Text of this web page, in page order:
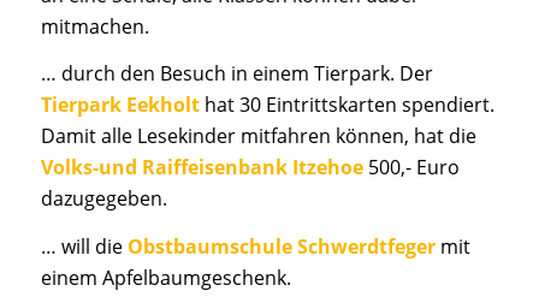
mitmachen.
… durch den Besuch in einem Tierpark. Der
Tierpark Eekholthat 30 Eintrittskarten spendiert.
Damit alle Lesekinder mitfahren können, hat die
Volks-und Raiffeisenbank Itzehoe 500,- Euro
dazugegeben.
… will die Obstbaumschule Schwerdtfegermit
einem Apfelbaumgeschenk.